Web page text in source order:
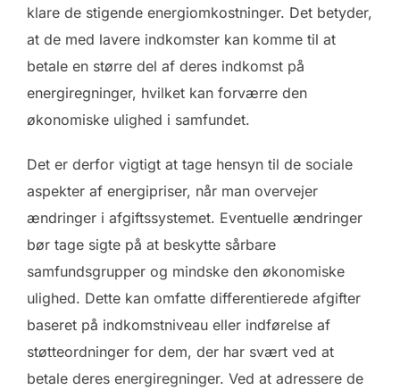
klare de stigende energiomkostninger. Det betyder,
at de med lavere indkomster kan komme til at
betale en større del af deres indkomst på
energiregninger, hvilket kan forværre den
økonomiske ulighed i samfundet.
Det er derfor vigtigt at tage hensyn til de sociale
aspekter af energipriser, når man overvejer
ændringer i afgiftssystemet. Eventuelle ændringer
bør tage sigte på at beskytte sårbare
samfundsgrupper og mindske den økonomiske
ulighed. Dette kan omfatte differentierede afgifter
baseret på indkomstniveau eller indførelse af
støtteordninger for dem, der har svært ved at
betale deres energiregninger. Ved at adressere de